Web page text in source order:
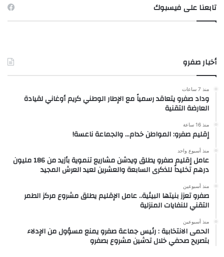
تابعنا على فيسبوك
أخبار صفرو
منذ 7 ساعات
وداد صفرو يتعاقد رسمياً مع الإطار الوطني كريم أوغاني لقيادة
العارضة التقنية
منذ 16 ساعة
إقليم صفرو: المواطن خدام… والجماعة ناعسة!
منذ أسبوع واحد
عامل إقليم صفرو يطلق ويدشن مشاريع تنموية بأزيد من 186 مليون
درهم تخليداً للذكرى السابعة والعشرين لعيد العرش المجيد
منذ أسبوعين
صفرو تعزز بنيتها البيئية.. عامل الإقليم يطلق مشروع مركز الطمر
التقني للنفايات المنزلية
منذ أسبوعين
الحمى الانتخابية : رئيس جماعة صفرو يمنع مسؤول من الإدلاء
بتصريح صحفي خلال تدشين مشروع بصفرو